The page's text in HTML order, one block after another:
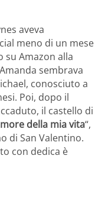
aveva
meno di un mese
Amazon alla
sembrava
conosciuto a
Poi, dopo il
il castello di
della mia vita“,
di San Valentino.
con dedica è